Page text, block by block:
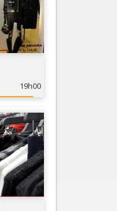
19h00